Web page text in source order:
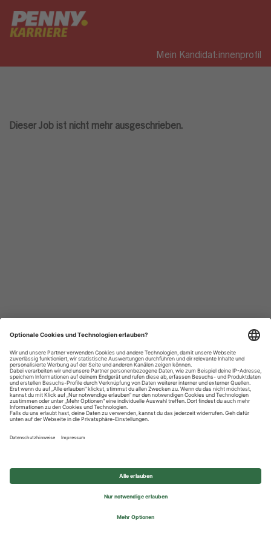
Mein Kandidat:innenprofil
Dieser Job ist nicht mehr ausgeschrieben.
Datenschutzhinweise
Impressum
Privatsphäre-Einstellungen
© 2026 REWE Group - All rights reserved